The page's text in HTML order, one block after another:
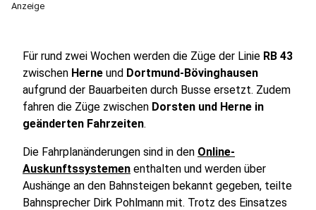
Anzeige
Für rund zwei Wochen werden die Züge der Linie RB 43
zwischen Herne und Dortmund-Bövinghausen
aufgrund der Bauarbeiten durch Busse ersetzt. Zudem
fahren die Züge zwischen Dorsten und Herne in
geänderten Fahrzeiten.
Die Fahrplanänderungen sind in den Online-
Auskunftssystemen enthalten und werden über
Aushänge an den Bahnsteigen bekannt gegeben, teilte
Bahnsprecher Dirk Pohlmann mit. Trotz des Einsatzes